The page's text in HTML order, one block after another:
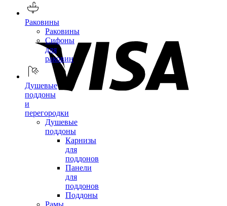
Раковины
Раковины
Сифоны
для
раковин
Душевые
поддоны
и
перегородки
Душевые
поддоны
Карнизы
для
поддонов
Панели
для
поддонов
Поддоны